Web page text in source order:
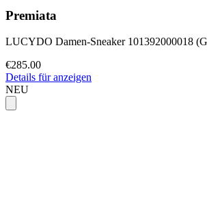
Premiata
LUCYDO Damen-Sneaker 101392000018
€285.00
Details für anzeigen
NEU